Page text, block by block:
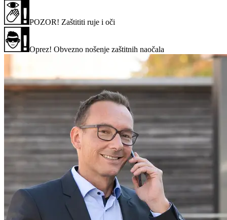
POZOR! Zaštititi ruje i oči
Oprez! Obvezno nošenje zaštitnih naočala